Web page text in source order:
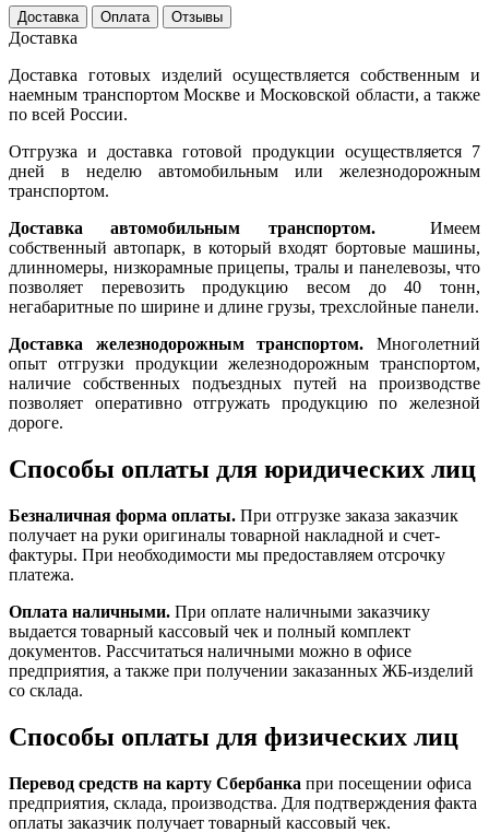
Доставка Оплата Отзывы
Доставка
Доставка готовых изделий осуществляется собственным и
наемным транспортом Москве и Московской области, а также
по всей России.
Отгрузка и доставка готовой продукции осуществляется 7
дней в неделю автомобильным или железнодорожным
транспортом.
Доставка автомобильным транспортом.Имеем
собственный автопарк, в который входят бортовые машины,
длинномеры, низкорамные прицепы, тралы и панелевозы, что
позволяет перевозить продукцию весом до 40 тонн,
негабаритные по ширине и длине грузы, трехслойные панели.
Доставка железнодорожным транспортом. Многолетний
опыт отгрузки продукции железнодорожным транспортом,
наличие собственных подъездных путей на производстве
позволяет оперативно отгружать продукцию по железной
дороге.
Способы оплаты для юридических лиц
Безналичная форма оплаты. При отгрузке заказа заказчик
получает на руки оригиналы товарной накладной и счет-
фактуры. При необходимости мы предоставляем отсрочку
платежа.
Оплата наличными. При оплате наличными заказчику
выдается товарный кассовый чек и полный комплект
документов. Рассчитаться наличными можно в офисе
предприятия, а также при получении заказанных ЖБ-изделий
со склада.
Способы оплаты для физических лиц
Перевод средств на карту Сбербанка при посещении офиса
предприятия, склада, производства. Для подтверждения факта
оплаты заказчик получает товарный кассовый чек.